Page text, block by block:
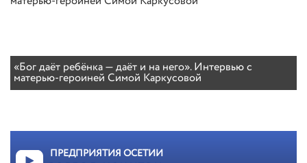
«Бог даёт ребёнка — даёт и на него». Интервью с
матерью-героиней Симой Каркусовой
ПРЕДПРИЯТИЯ ОСЕТИИ